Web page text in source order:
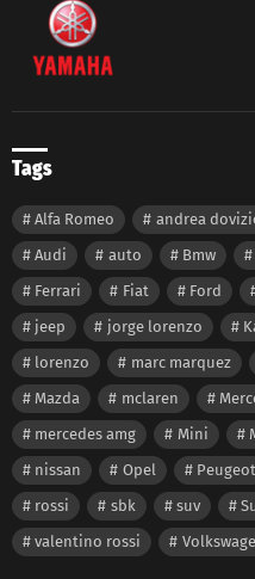
Tags
Alfa Romeo andrea
Audi
auto Bmw
Ferrari
Fiat Ford
jeep
jorge lorenzo
lorenzo
marc marquez
Mazda
mclaren
mercedes amg
Mini
nissan
Opel Peugeot
rossi
sbk suv
valentino rossi